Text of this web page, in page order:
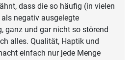
dass die so häufig (in vielen
negativ ausgelegte
ganz und gar nicht so störend
alles. Qualität, Haptik und
einfach nur jede Menge